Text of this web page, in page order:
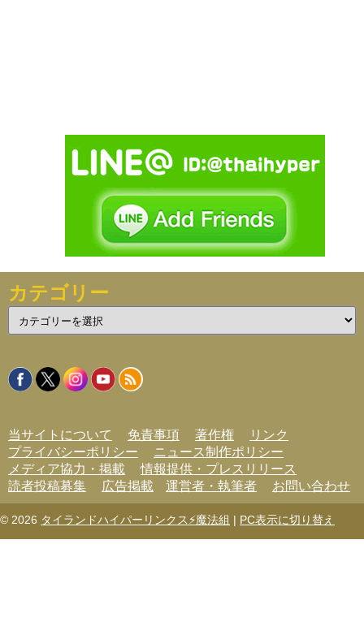
カテゴリー
テ
リ
ー
当サイトについて 免責事項 著作権
リンク
プライバシーポリシー
ニュース制作ポリシー
メディア協力・掲載
情報提供・プレスリリース
読者投稿募集
広告掲載 運営者・執筆者 お問い合わせ
© 2026 タイランドハイパーリンクス⚡魔法組 | PC表示に切り替え